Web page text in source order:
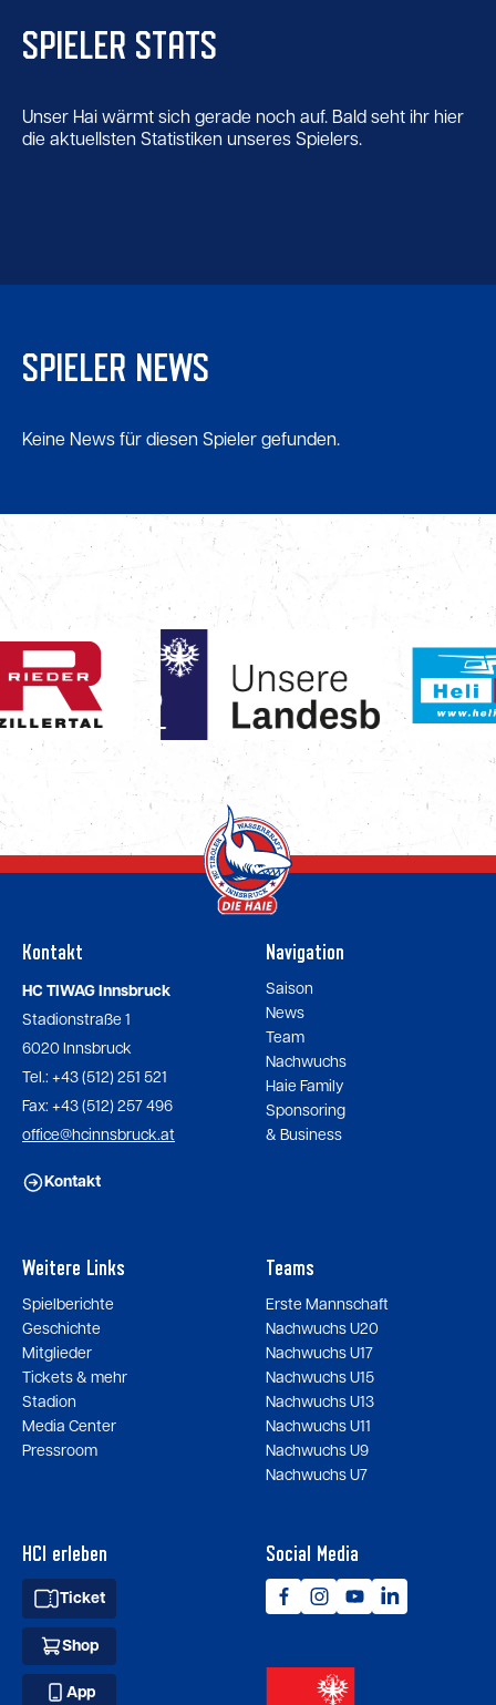
SPIELER STATS
Unser Hai wärmt sich gerade noch auf. Bald seht ihr hier
die aktuellsten Statistiken unseres Spielers.
SPIELER NEWS
Keine News für diesen Spieler gefunden.
Kontakt
HC TIWAG Innsbruck
Stadionstraße 1
6020 Innsbruck
Tel.: +43 (512) 251 521
Fax: +43 (512) 257 496
office@hcinnsbruck.at
Kontakt
Navigation
Saison
News
Team
Nachwuchs
Haie Family
Sponsoring
& Business
Weitere Links
Spielberichte
Geschichte
Mitglieder
Tickets & mehr
Stadion
Media Center
Pressroom
Teams
Erste Mannschaft
Nachwuchs U20
Nachwuchs U17
Nachwuchs U15
Nachwuchs U13
Nachwuchs U11
Nachwuchs U9
Nachwuchs U7
HCI erleben
Ticket
Shop
App
Social Media